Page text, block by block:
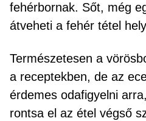
fehérbornak. Sőt, még
átveheti a fehér tétel
Természetesen a
a receptekben, de az
érdemes odafigyelni
rontsa el az étel végső